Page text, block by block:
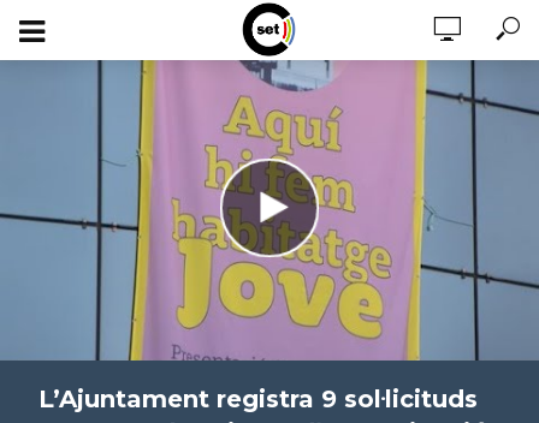
L’Ajuntament registra 9 sol·licituds